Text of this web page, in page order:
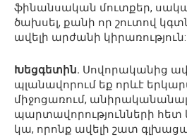
ֆինանսական մուտքեր,
ծախսել, քանի որ շուտով
ավելի արժանի կիրառություն:
Խեցգետին. Սովորականից
պլանավորում եք որևէ
միջոցառում,
պարտավորությունների
կա, որոնք ավելի շատ